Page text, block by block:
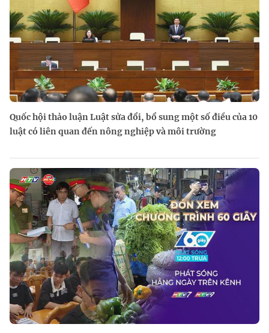
Quốc hội thảo luận Luật sửa đổi, bổ sung một số điều của 10
luật có liên quan đến nông nghiệp và môi trường